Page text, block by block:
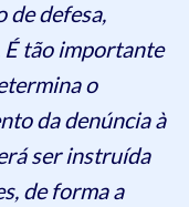
defesa,
tão importante
o
da denúncia à
ser instruída
de forma a